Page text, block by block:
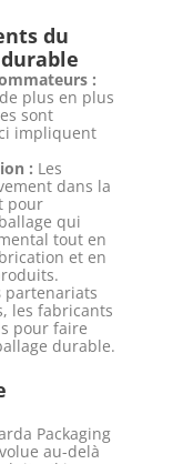
du
:
plus en plus
sont
impliquent
: Les
dans la
pour
qui
tout en
et en
partenariats
les fabricants
pour faire
durable.
Packaging
au-delà